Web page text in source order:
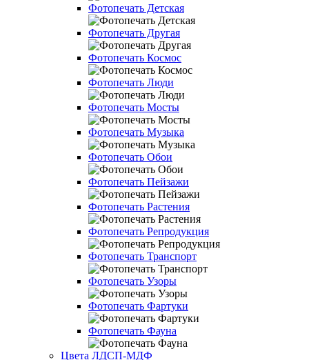
Фотопечать Детская
Фотопечать Другая
Фотопечать Космос
Фотопечать Люди
Фотопечать Мосты
Фотопечать Музыка
Фотопечать Обои
Фотопечать Пейзажи
Фотопечать Растения
Фотопечать Репродукция
Фотопечать Транспорт
Фотопечать Узоры
Фотопечать Фартуки
Фотопечать Фауна
Цвета ЛДСП-МДФ